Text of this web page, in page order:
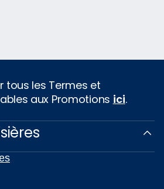
tous les Termes et
aux Promotions ici.